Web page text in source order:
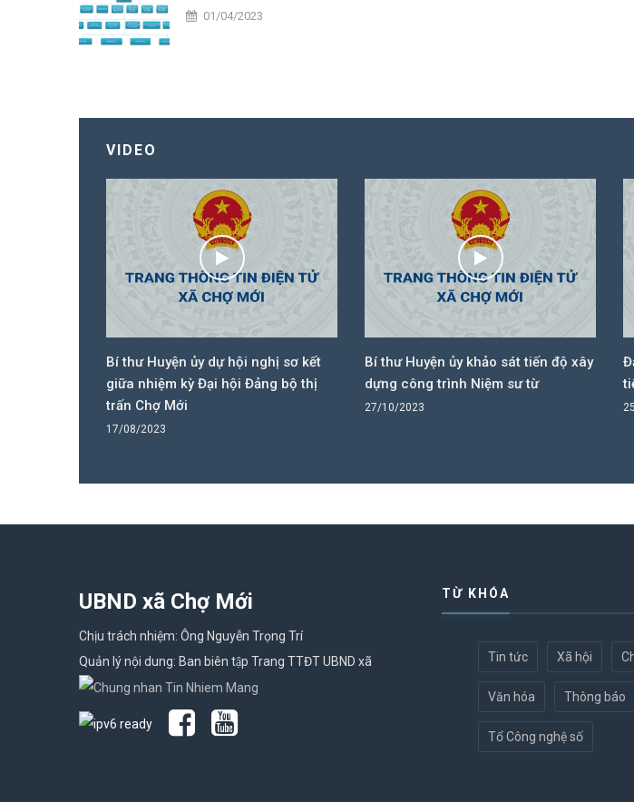
01/04/2023
VIDEO
Bí thư Huyện ủy dự hội nghị sơ kết
giữa nhiệm kỳ Đại hội Đảng bộ thị
trấn Chợ Mới
17/08/2023
Bí thư Huyện ủy khảo sát tiến độ xây
dựng công trình Niệm sư từ
27/10/2023
UBND xã Chợ Mới
Chịu trách nhiệm: Ông Nguyễn Trọng Trí
Quản lý nội dung: Ban biên tập Trang TTĐT UBND xã
TỪ KHÓA
Tin tức Xã hội
Văn hóa Thông báo
Tổ Công nghệ số